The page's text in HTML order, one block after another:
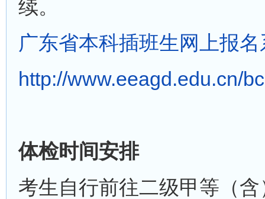
续。
广东省本科插班生网上报
http://www.eeagd.edu.cn/
体检时间安排
考生自行前往二级甲等（